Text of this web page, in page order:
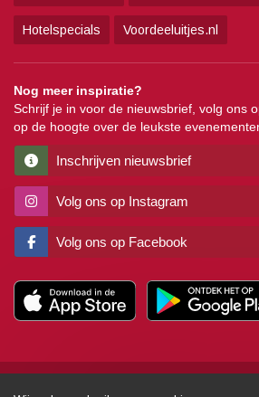
Hotelspecials Voordeeluitjes.nl
Nog meer inspiratie?
Schrijf je in voor de nieuwsbrief, volg ons
op de hoogte over de leukste
Inschrijven nieuwsbrief
Volg ons op Instagram
Volg ons op Facebook